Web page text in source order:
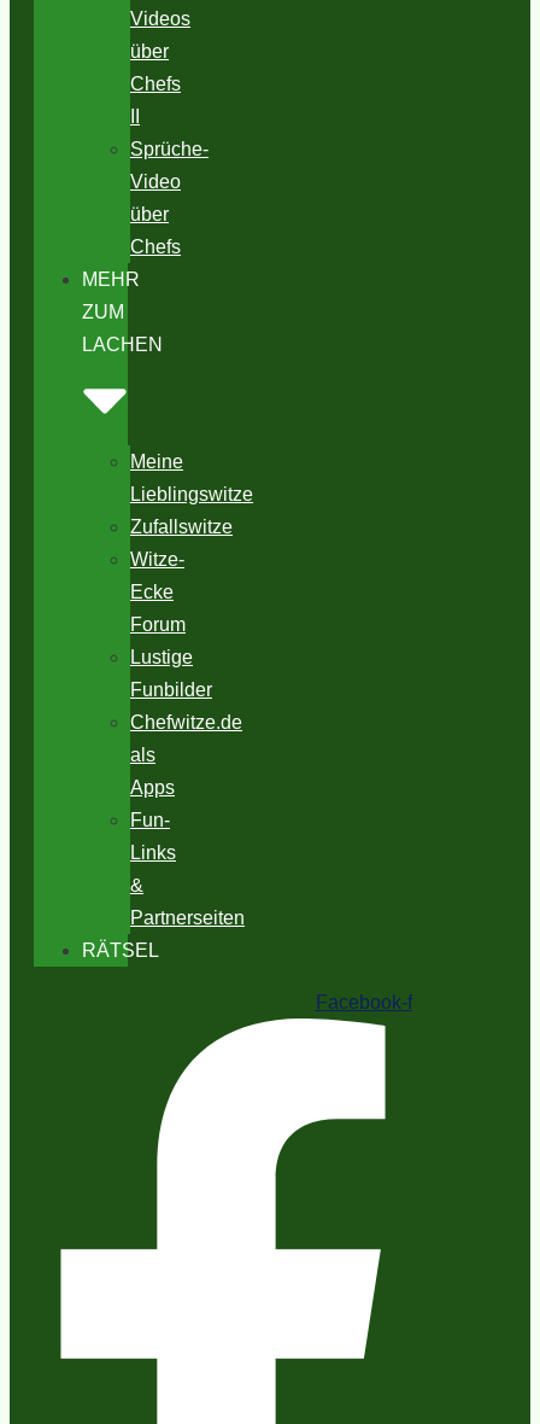
Videos
über
Chefs
Sprüche-
Video
über
Chefs
MEHR
ZUM
LACHEN
Meine
Lieblingswitze
Zufallswitze
Witze-
Ecke
Forum
Lustige
Funbilder
Chefwitze.de
als
Apps
Fun-
Links
&
Partnerseiten
RÄTSEL
Facebook-f